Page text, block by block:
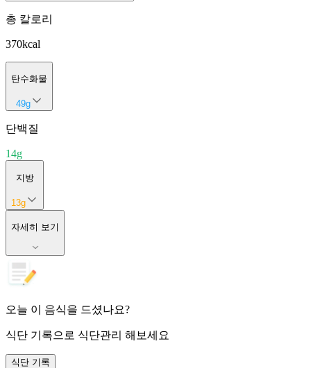
총 칼로리
370kcal
탄수화물
49g
단백질
14g
지방
13g
자세히 보기
오늘 이 음식을 드셨나요?
식단 기록으로 식단관리 해보세요
식단 기록